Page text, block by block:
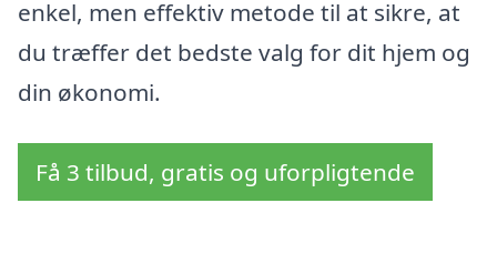
enkel, men effektiv metode til at sikre, at
du træffer det bedste valg for dit hjem og
din økonomi.
Få 3 tilbud, gratis og uforpligtende